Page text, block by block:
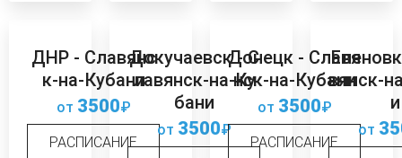
ДНР - Славянс
к-на-Кубани
от 3500₽
РАСПИСАНИЕ
Докучаевск - С
лавянск-на-Ку
бани
от 3500₽
Донецк - Славя
нск-на-Кубани
от 3500₽
РАСПИСАНИЕ
вянск-
и
от